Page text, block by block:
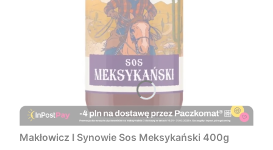
Makłowicz I Synowie Sos Meksykański 400g